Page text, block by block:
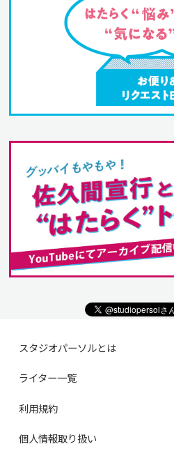
スタジオパーソルとは
ライター一覧
利用規約
個人情報取り扱い